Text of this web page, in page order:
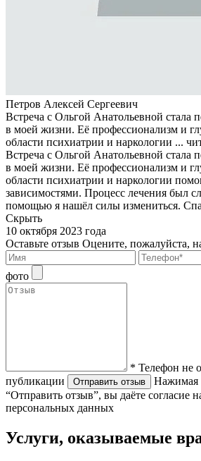
Петров Алексей Сергеевич
Встреча с Ольгой Анатольевной стала
в моей жизни. Её профессионализм и
области психиатрии и наркологии ...
Встреча с Ольгой Анатольевной стала
в моей жизни. Её профессионализм и
области психиатрии и наркологии
зависимостями. Процесс лечения был
помощью я нашёл силы измениться.
Скрыть
10 октября 2023 года
Оставьте отзыв Оцените, пожалуйста,
фото
* Телефон не
публикации
Отправить отзыв
Нажимая
“Отправить отзыв”, вы даёте согласие
персональных данных
Услуги, оказываемые